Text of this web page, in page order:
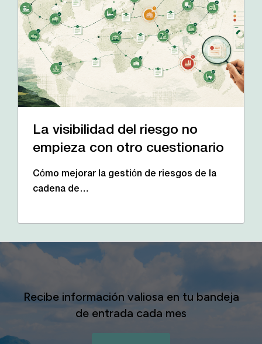
La visibilidad del riesgo no
empieza con otro cuestionario
Cómo mejorar la gestión de riesgos de la
cadena de…
Recibe información valiosa en tu bandeja
de entrada cada mes